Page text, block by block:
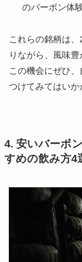
のバーボン体
これらの銘柄は
りながら、風味
この機会にぜひ
つけてみてはいか
4. 安いバーボ
すめの飲み方4